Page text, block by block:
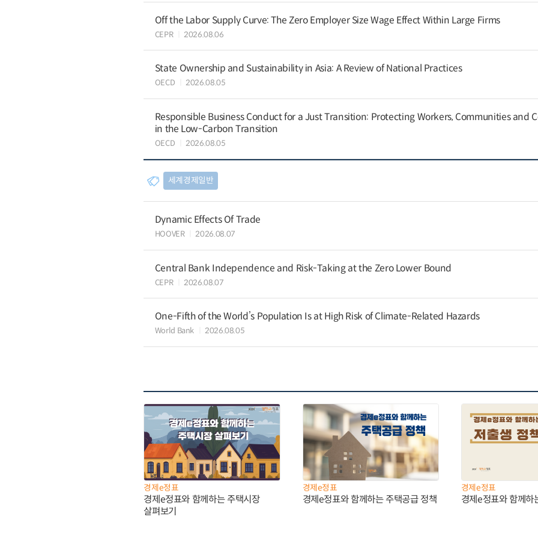
Off the Labor Supply Curve: The Zero Employer Size Wage Effect Within Large Firms
CEPR 2026.08.06
State Ownership and Sustainability in Asia: A Review of National Practices
OECD 2026.08.05
Responsible Business Conduct for a Just Transition: Protecting Workers, Communities and
in the Low-Carbon Transition
OECD 2026.08.05
세계경제일반
Dynamic Effects Of Trade
HOOVER 2026.08.07
Central Bank Independence and Risk-Taking at the Zero Lower Bound
CEPR 2026.08.07
One-Fifth of the World’s Population Is at High Risk of Climate-Related Hazards
World Bank 2026.08.05
경제e정표
경제e정표와 함께하는 주택시장
살펴보기
경제e정표
경제e정표와 함께하는 주택공급 정책
경제e정표
경제e정표와 함께하